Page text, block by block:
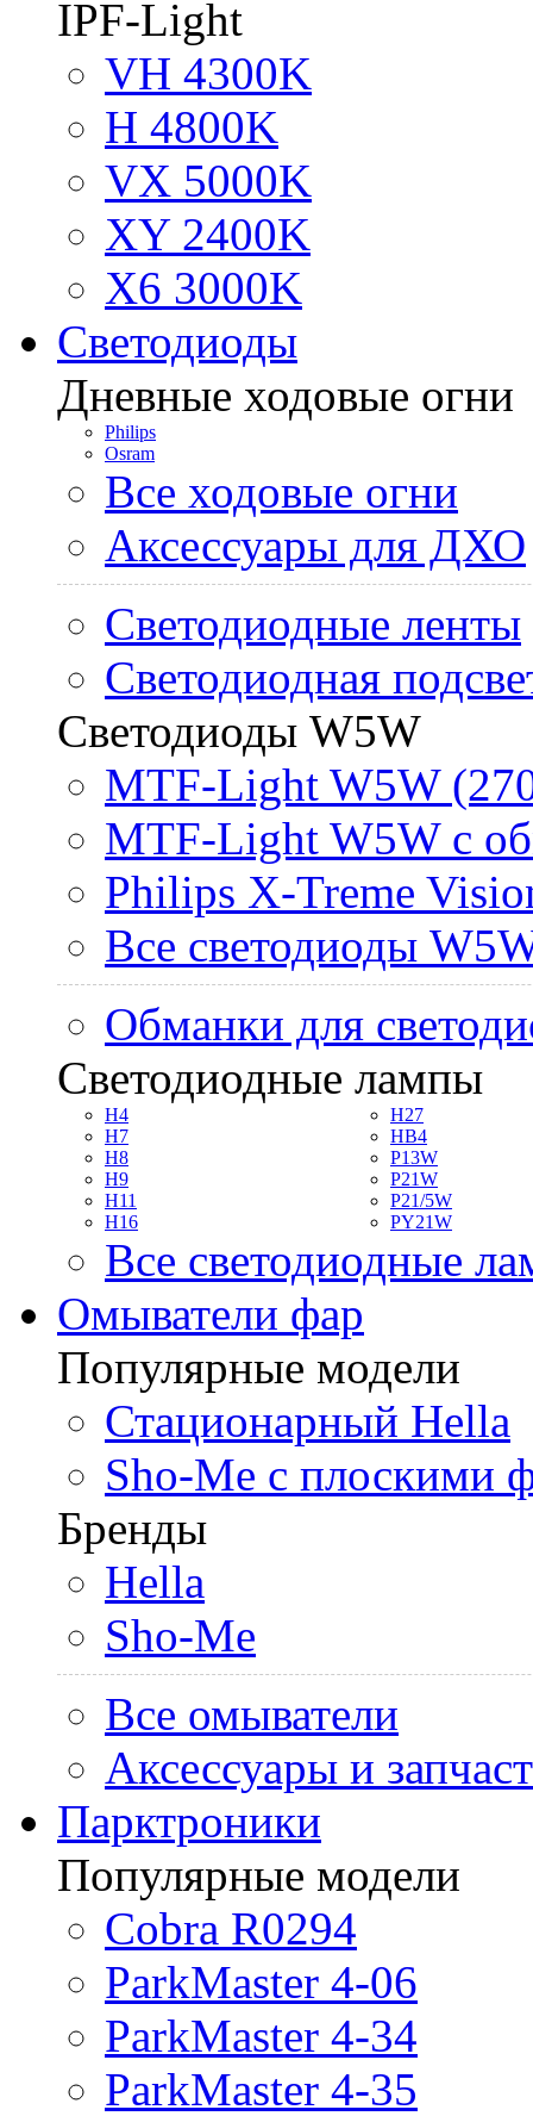
IPF-Light
VH 4300K
H 4800K
VX 5000K
XY 2400K
X6 3000K
Светодиоды
Дневные ходовые огни
Philips
Osram
Все ходовые огни
Аксессуары для ДХО
Светодиодные ленты
Светодиодная
Светодиоды W5W
MTF-Light W5W
MTF-Light W5W с
Philips X-Treme
Все светодиоды
Обманки для
Светодиодные лампы
H4
H7
H8
H9
H11
H16
H27
HB4
P13W
P21W
P21/5W
PY21W
Все светодиодные
Омыватели фар
Популярные модели
Стационарный Hella
Sho-Me с плоскими
Бренды
Hella
Sho-Me
Все омыватели
Аксессуары и
Парктроники
Популярные модели
Cobra R0294
ParkMaster 4-06
ParkMaster 4-34
ParkMaster 4-35